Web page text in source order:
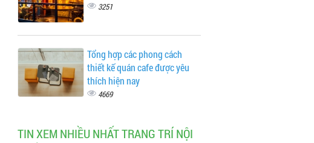
3251
Tổng hợp các phong cách
thiết kế quán cafe được yêu
thích hiện nay
4669
TIN XEM NHIỀU NHẤT TRANG TRÍ NỘI